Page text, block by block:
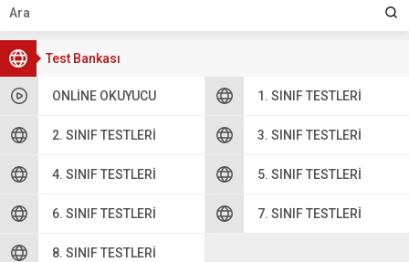
Test Bankası
ONLINE OKUYUCU 1. SINIF TESTLERI
2. SINIF TESTLERI 3. SINIF TESTLERI
4. SINIF TESTLERI 5. SINIF TESTLERI
6. SINIF TESTLERI 7. SINIF TESTLERI
8. SINIF TESTLERI